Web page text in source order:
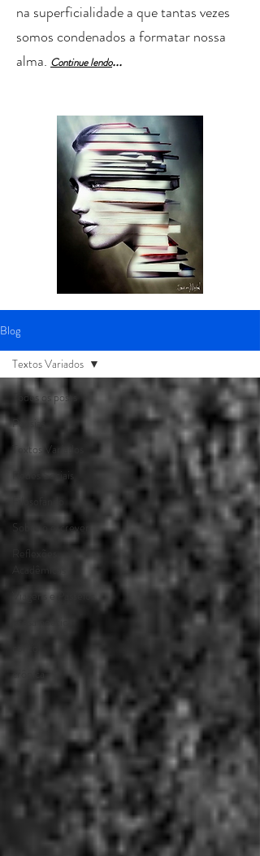
na superficialidade a que tantas vezes
somos condenados a formatar nossa
alma. Continue lendo...
Blog
Todos os posts
Poesias
Textos Variados
Redes Sociais
Sobre o escrever
Reflexões
Acadêmicas
Viagens e Passeios
prosa poética
crônica
Textos Variados